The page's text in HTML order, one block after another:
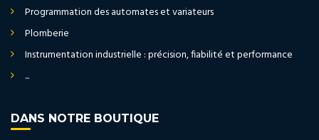
Programmation des automates et variateurs
Plomberie
Instrumentation industrielle : précision, fiabilité et performance
...
DANS NOTRE BOUTIQUE